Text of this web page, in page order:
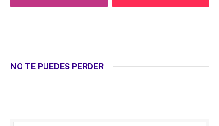
NO TE PUEDES PERDER